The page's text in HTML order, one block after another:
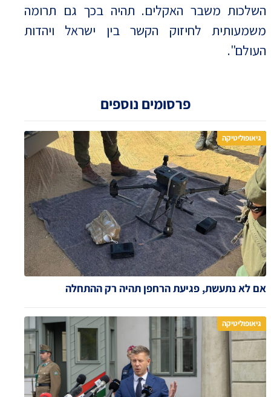
פרסומים נוספים
גיאופוליטיקה
אם לא נתעשת, פגיעת הרחפן תהיה רק ההתחלה
גיאופוליטיקה
השלכות משבר האקלים. תהיה בכך גם תרומה
משמעותית לחיזוק הקשר בין ישראל ויהדות
העולם".